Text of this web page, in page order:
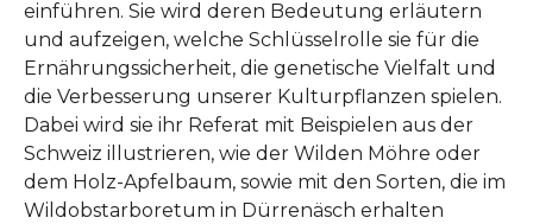
einführen. Sie wird deren Bedeutung erläutern
und aufzeigen, welche Schlüsselrolle sie für die
Ernährungssicherheit, die genetische Vielfalt und
die Verbesserung unserer Kulturpflanzen spielen.
Dabei wird sie ihr Referat mit Beispielen aus der
Schweiz illustrieren, wie der Wilden Möhre oder
dem Holz-Apfelbaum, sowie mit den Sorten, die im
Wildobstarboretum in Dürrenäsch erhalten